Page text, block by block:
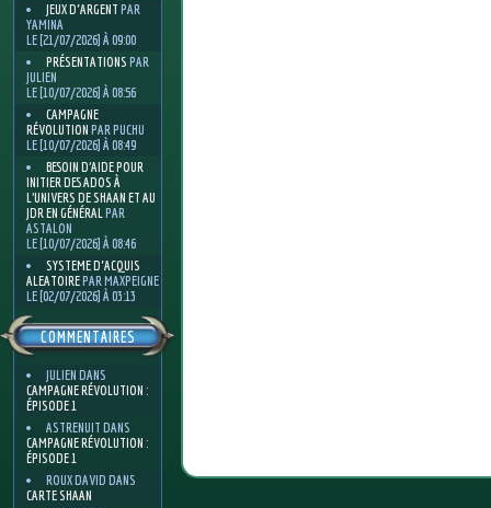
JEUX D'ARGENT PAR
YAMINA
LE [21/07/2026] À 09:00
PRÉSENTATIONS PAR
JULIEN
LE [10/07/2026] À 08:56
CAMPAGNE
RÉVOLUTION PAR PUCHU
LE [10/07/2026] À 08:49
BESOIN D’AIDE POUR
INITIER DES ADOS À
L’UNIVERS DE SHAAN ET AU
JDR EN GÉNÉRALPAR
ASTALON
LE [10/07/2026] À 08:46
SYSTEME D'ACQUIS
ALEATOIREPAR MAXPEIGNE
LE [02/07/2026] À 03:13
COMMENTAIRES
JULIEN DANS
CAMPAGNE RÉVOLUTION :
ÉPISODE 1
ASTRENUIT DANS
CAMPAGNE RÉVOLUTION :
ÉPISODE 1
ROUX DAVID DANS
CARTE SHAAN